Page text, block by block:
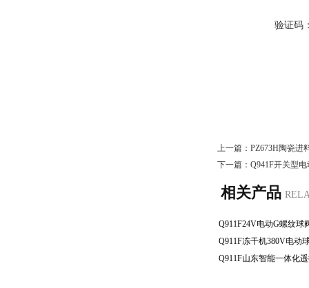
验证码
上一篇： PZ673H陶瓷进
下一篇： Q941F开关型
相关产品